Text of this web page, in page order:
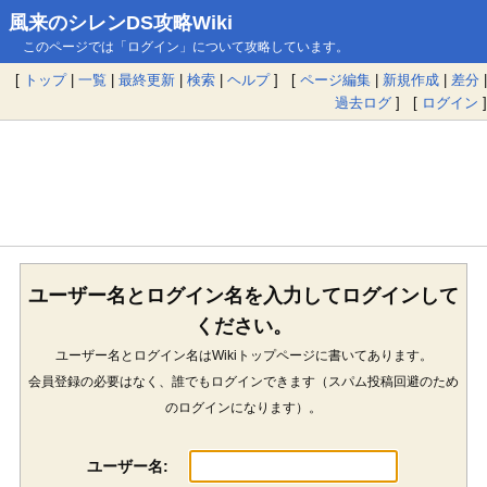
風来のシレンDS攻略Wiki
このページでは「ログイン」について攻略しています。
[ トップ| 一覧 | 最終更新 | 検索 | ヘルプ] [ ページ編集 | 新規作成 | 差分 |
過去ログ ] [ ログイン ]
ユーザー名とログイン名を入力してログインして
ください。
ユーザー名とログイン名はWikiトップページに書いてあります。
会員登録の必要はなく、誰でもログインできます（スパム投稿回避のため
のログインになります）。
ユーザー名: